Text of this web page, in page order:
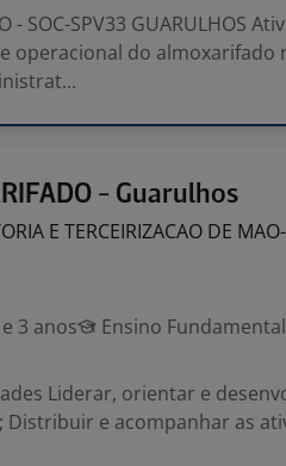
- SOC-SPV33 GUARULHOS
operacional do almoxarifado
- Guarulhos
E TERCEIRIZACAO DE
3 anos
Ensino
Liderar, orientar e
e acompanhar as